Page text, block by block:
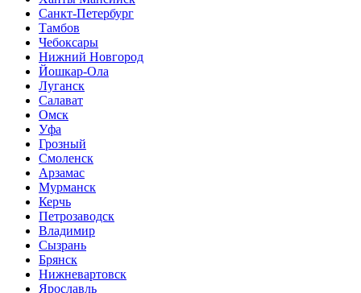
Санкт-Петербург
Тамбов
Чебоксары
Нижний Новгород
Йошкар-Ола
Луганск
Салават
Омск
Уфа
Грозный
Смоленск
Арзамас
Мурманск
Керчь
Петрозаводск
Владимир
Сызрань
Брянск
Нижневартовск
Ярославль